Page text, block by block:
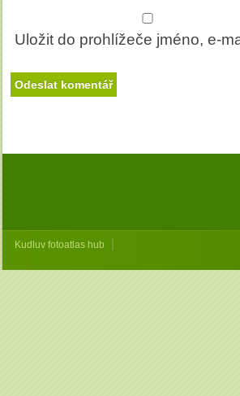
Uložit do prohlížeče jméno, e-
Kudluv fotoatlas hub